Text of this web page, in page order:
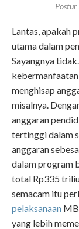
Postur
Lantas, apakah
utama dalam
Sayangnya
menghisap
misalnya.
anggaran
tertinggi dalam
anggaran
dalam program
total Rp335
semacam itu
pelaksanaan
yang lebih